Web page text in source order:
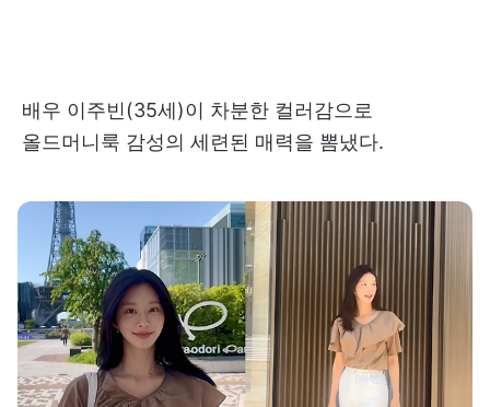
배우 이주빈(35세)이 차분한 컬러감으로
올드머니룩 감성의 세련된 매력을 뽐냈다.